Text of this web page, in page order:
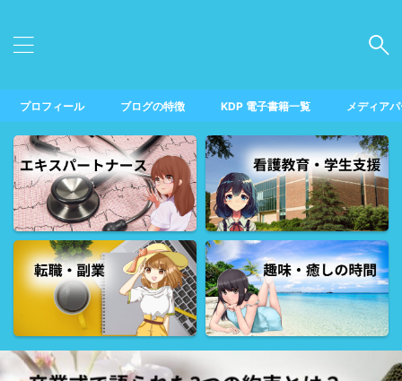
プロフィール ブログの特徴 KDP 電子書籍一覧 メディア